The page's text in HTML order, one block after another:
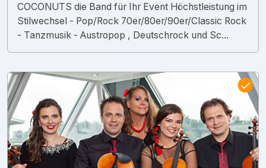
COCONUTS die Band für Ihr Event Höchstleistung im
Stilwechsel - Pop/Rock 70er/80er/90er/Classic Rock
- Tanzmusik - Austropop , Deutschrock und Sc...